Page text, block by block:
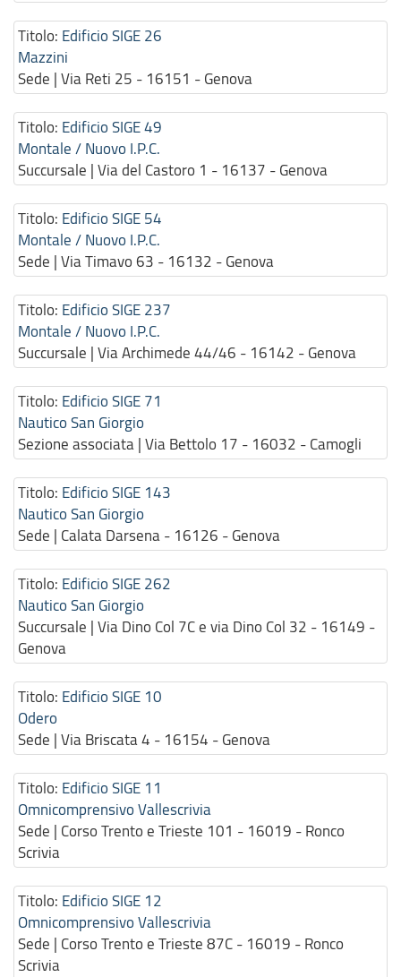
Titolo: Edificio SIGE 26
Mazzini
Sede | Via Reti 25 - 16151 - Genova
Titolo: Edificio SIGE 49
Montale / Nuovo I.P.C.
Succursale | Via del Castoro 1 - 16137 - Genova
Titolo: Edificio SIGE 54
Montale / Nuovo I.P.C.
Sede | Via Timavo 63 - 16132 - Genova
Titolo: Edificio SIGE 237
Montale / Nuovo I.P.C.
Succursale | Via Archimede 44/46 - 16142 - Genova
Titolo: Edificio SIGE 71
Nautico San Giorgio
Sezione associata | Via Bettolo 17 - 16032 - Camogli
Titolo: Edificio SIGE 143
Nautico San Giorgio
Sede | Calata Darsena - 16126 - Genova
Titolo: Edificio SIGE 262
Nautico San Giorgio
Succursale | Via Dino Col 7C e via Dino Col 32 - 16149 -
Genova
Titolo: Edificio SIGE 10
Odero
Sede | Via Briscata 4 - 16154 - Genova
Titolo: Edificio SIGE 11
Omnicomprensivo Vallescrivia
Sede | Corso Trento e Trieste 101 - 16019 - Ronco
Scrivia
Titolo: Edificio SIGE 12
Omnicomprensivo Vallescrivia
Sede | Corso Trento e Trieste 87C - 16019 - Ronco
Scrivia